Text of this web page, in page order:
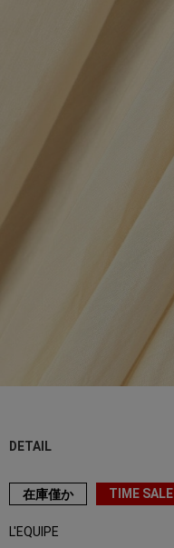
DETAIL
在庫僅か TIME SALE
L'EQUIPE